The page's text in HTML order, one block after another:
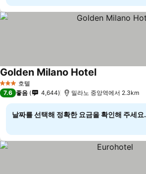
3 성급 호텔
Golden Milano Hotel
7.6 좋음 4,644 밀라노 중앙역에서 2.3km
날짜를 선택해 정확한 요금을 확인해 주세요.